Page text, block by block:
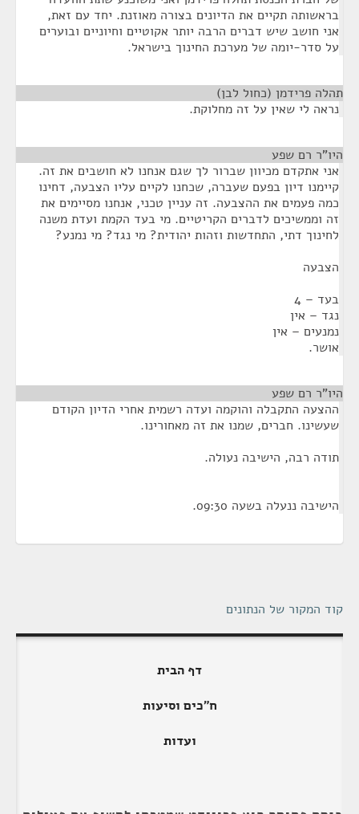
בראשותה תקיים את הדיונים בצורה מאוזנת. יחד עם זאת,
אני חושב שיש דברים הרבה יותר אקוטיים וחיוניים ובוערים
על סדר-יומה של מערכת החינוך בישראל.
תהלה פרידמן (כחול לבן)
נראה לי שאין על זה מחלוקת.
היו"ר רם שפע
אני אתקדם מכיוון שברור לך שגם אנחנו לא חושבים את זה.
קיימנו דיון בפעם שעברה, שכחנו לקיים עליו הצבעה, דחינו
כמה פעמים את ההצבעה. זה עניין טכני, אנחנו מסיימים את
זה וממשיכים לדברים הקריטיים. מי בעד הקמת ועדת משנה
לחינוך דתי, התחדשות וזהות יהודית? מי נגד? מי נמנע?
הצבעה
בעד – 4
נגד – אין
נמנעים – אין
אושר.
היו"ר רם שפע
ההצעה התקבלה והוקמה ועדה רשמית אחרי הדיון הקודם
שעשינו. חברים, שמנו את זה מאחורינו.
תודה רבה, הישיבה נעולה.
הישיבה ננעלה בשעה 09:30.
קוד המקור של הנתונים
דף הבית
ח"כים וסיעות
ועדות